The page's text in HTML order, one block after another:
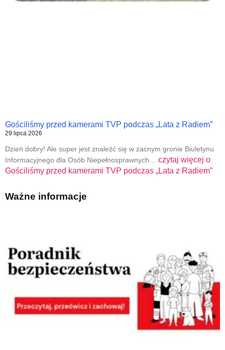
Gościliśmy przed kamerami TVP podczas „Lata z Radiem”
29 lipca 2026
Dzień dobry! Ale super jest znaleźć się w zacnym gronie Biuletynu
Informacyjnego dla Osób Niepełnosprawnych… czytaj więcej o
Gościliśmy przed kamerami TVP podczas „Lata z Radiem”
Ważne informacje